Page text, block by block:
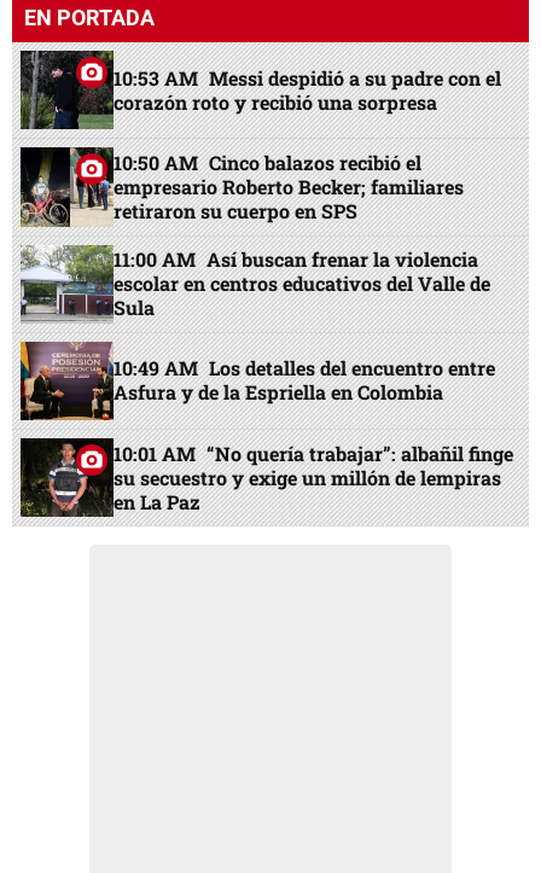
EN PORTADA
10:53 AM Messi despidió a su padre con el
corazón roto y recibió una sorpresa
10:50 AM Cinco balazos recibió el
empresario Roberto Becker; familiares
retiraron su cuerpo en SPS
11:00 AM Así buscan frenar la violencia
escolar en centros educativos del Valle de
Sula
10:49 AM Los detalles del encuentro entre
Asfura y de la Espriella en Colombia
10:01 AM “No quería trabajar”: albañil finge
su secuestro y exige un millón de lempiras
en La Paz